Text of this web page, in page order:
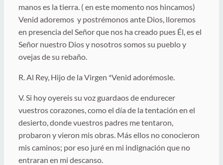
manos es la tierra. ( en este momento nos hincamos)
Venid adoremos y postrémonos ante Dios, lloremos
en presencia del Señor que nos ha creado pues Él, es el
Señor nuestro Dios y nosotros somos su pueblo y
ovejas de su rebaño.
R. Al Rey, Hijo de la Virgen *Venid adorémosle.
V. Si hoy oyereis su voz guardaos de endurecer
vuestros corazones, como el día de la tentación en el
desierto, donde vuestros padres me tentaron,
probaron y vieron mis obras. Más ellos no conocieron
mis caminos; por eso juré en mi indignación que no
entraran en mi descanso.